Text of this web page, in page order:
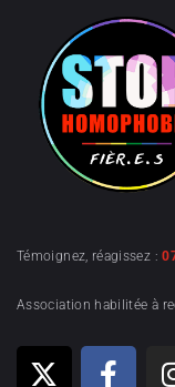
Témoignez, réagissez :
Association habilitée à